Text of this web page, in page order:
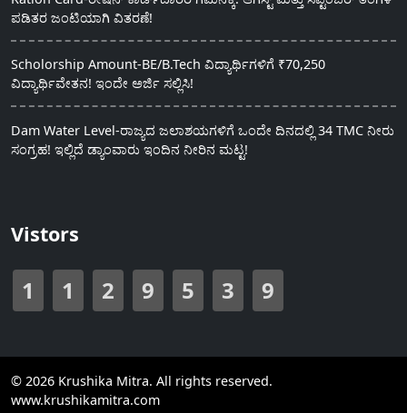
ಪಡಿತರ ಜಂಟಿಯಾಗಿ ವಿತರಣೆ!
Scholorship Amount-BE/B.Tech ವಿದ್ಯಾರ್ಥಿಗಳಿಗೆ ₹70,250
ವಿದ್ಯಾರ್ಥಿವೇತನ! ಇಂದೇ ಅರ್ಜಿ ಸಲ್ಲಿಸಿ!
Dam Water Level-ರಾಜ್ಯದ ಜಲಾಶಯಗಳಿಗೆ ಒಂದೇ ದಿನದಲ್ಲಿ 34 TMC ನೀರು
ಸಂಗ್ರಹ! ಇಲ್ಲಿದೆ ಡ್ಯಾಂವಾರು ಇಂದಿನ ನೀರಿನ ಮಟ್ಟ!
Vistors
1 1 2 9 5 3 9
© 2026 Krushika Mitra. All rights reserved.
www.krushikamitra.com